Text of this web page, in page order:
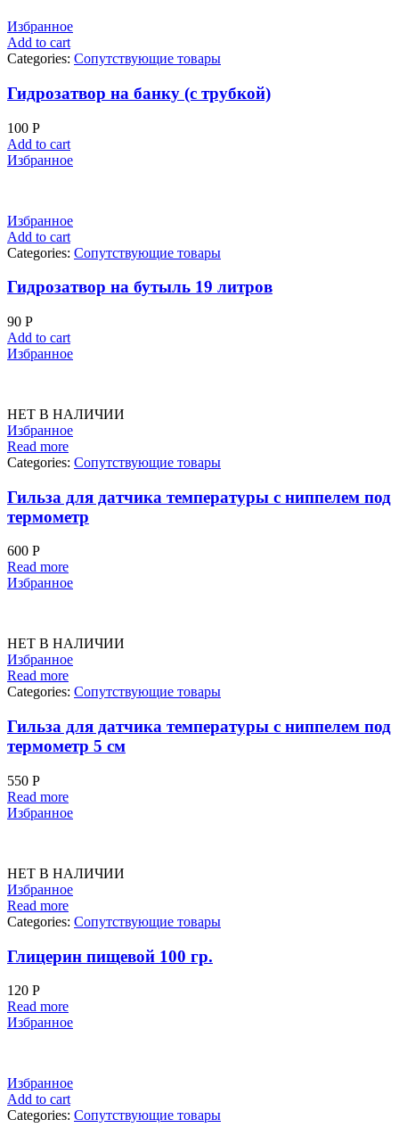
Избранное
Add to cart
Categories: Сопутствующие товары
Гидрозатвор на банку (с трубкой)
100 Р
Add to cart
Избранное
Избранное
Add to cart
Categories: Сопутствующие товары
Гидрозатвор на бутыль 19 литров
90 Р
Add to cart
Избранное
НЕТ В НАЛИЧИИ
Избранное
Read more
Categories: Сопутствующие товары
Гильза для датчика температуры с ниппелем под
термометр
600 Р
Read more
Избранное
НЕТ В НАЛИЧИИ
Избранное
Read more
Categories: Сопутствующие товары
Гильза для датчика температуры с ниппелем под
термометр 5 см
550 Р
Read more
Избранное
НЕТ В НАЛИЧИИ
Избранное
Read more
Categories: Сопутствующие товары
Глицерин пищевой 100 гр.
120 Р
Read more
Избранное
Избранное
Add to cart
Categories: Сопутствующие товары